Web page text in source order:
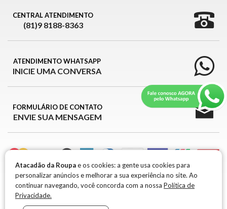
CENTRAL ATENDIMENTO
(81)9 8188-8363
ATENDIMENTO WHATSAPP
INICIE UMA CONVERSA
FORMULÁRIO DE CONTATO
ENVIE SUA MENSAGEM
ATACADÃO DA ROUPA © 2026
Atacadão da Roupae os cookies: a gente usa cookies para
personalizar anúncios e melhorar a sua experiência no site. Ao
continuar navegando, você concorda com a nossa Política de
Privacidade.